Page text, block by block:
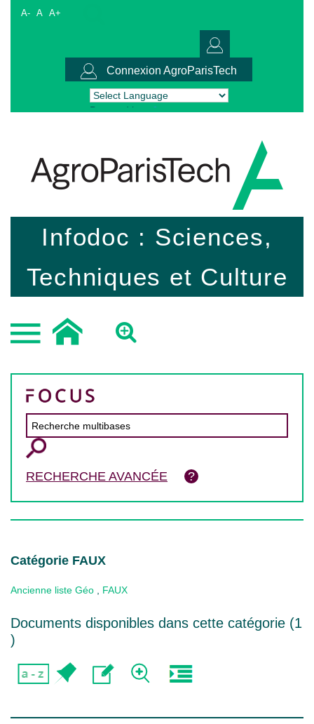
A- A A+
Connexion AgroParisTech
Powered by Translate
Infodoc : Sciences,
Techniques et Culture
RECHERCHE AVANCÉE
Catégorie FAUX
Ancienne liste Géo FAUX
Documents disponibles dans cette catégorie (1
)